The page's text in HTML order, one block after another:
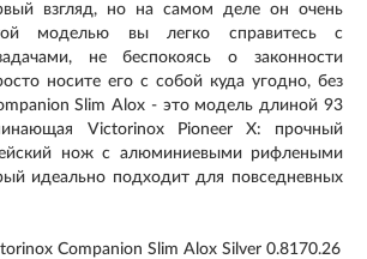
взгляд, но на самом деле он очень
моделью вы легко справитесь с
не беспокоясь о законности
носите его с собой куда угодно, без
Slim Alox - это модель длиной 93
Victorinox Pioneer X: прочный
нож с алюминиевыми рифлеными
идеально подходит для повседневных
Companion Slim Alox Silver 0.8170.26